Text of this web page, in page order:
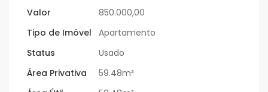
Valor
850.000,00
Tipo de Imóvel
Apartamento
Status
Usado
Área Privativa
59.48m²